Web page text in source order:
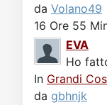
da Volano49
16 Ore 55
EVA
Ho
In Grandi
da gbhnjk